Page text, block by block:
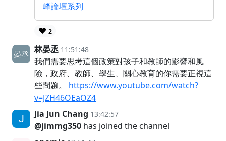
峰論壇系列
❤️ 2
林晏丞 11:51:48
我們需要思考這個政策對孩子和教師的影響和風
險，政府、教師、學生、關心教育的你需要正視這
些問題。 https://www.youtube.com/watch?
v=JZH46OEaOZ4
Jia Jun Chang 13:42:57
@jimmg350 has joined the channel